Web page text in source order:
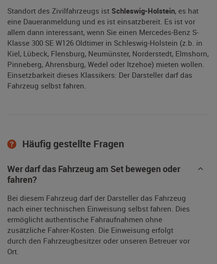
Standort des Zivilfahrzeugs ist Schleswig-Holstein, es hat
eine Daueranmeldung und es ist einsatzbereit. Es ist vor
allem dann interessant, wenn Sie einen Mercedes-Benz S-
Klasse 300 SE W126 Oldtimer in Schleswig-Holstein (z.b. in
Kiel, Lübeck, Flensburg, Neumünster, Norderstedt, Elmshorn,
Pinneberg, Ahrensburg, Wedel oder Itzehoe) mieten wollen.
Einsetzbarkeit dieses Klassikers: Der Darsteller darf das
Fahrzeug selbst fahren.
Häufig gestellte Fragen
Wer darf das Fahrzeug am Set bewegen oder
fahren?
Bei diesem Fahrzeug darf der Darsteller das Fahrzeug
nach einer technischen Einweisung selbst fahren. Dies
ermöglicht authentische Fahraufnahmen ohne
zusätzliche Fahrer-Kosten. Die Einweisung erfolgt
durch den Fahrzeugbesitzer oder unseren Betreuer vor
Ort.